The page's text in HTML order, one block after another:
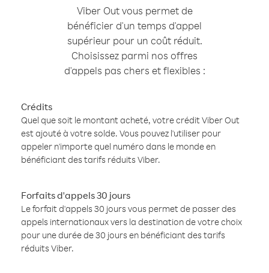
Viber Out vous permet de
bénéficier d'un temps d'appel
supérieur pour un coût réduit.
Choisissez parmi nos offres
d'appels pas chers et flexibles :
Crédits
Quel que soit le montant acheté, votre crédit Viber Out
est ajouté à votre solde. Vous pouvez l'utiliser pour
appeler n'importe quel numéro dans le monde en
bénéficiant des tarifs réduits Viber.
Forfaits d'appels 30 jours
Le forfait d'appels 30 jours vous permet de passer des
appels internationaux vers la destination de votre choix
pour une durée de 30 jours en bénéficiant des tarifs
réduits Viber.